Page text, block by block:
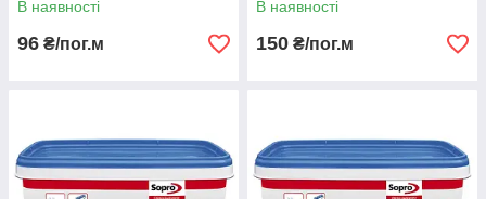
В наявності
96 ₴/пог.м
В наявності
150 ₴/пог.м